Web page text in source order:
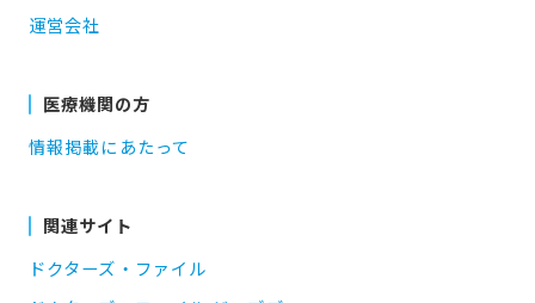
運営会社
医療機関の方
情報掲載にあたって
関連サイト
ドクターズ・ファイル